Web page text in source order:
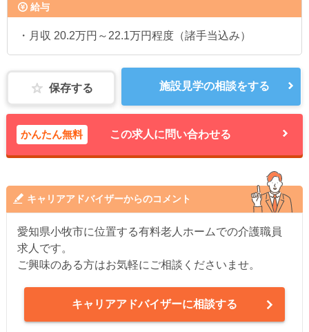
給与
・月収 20.2万円～22.1万円程度（諸手当込み）
保存する 施設見学の相談をする
かんたん無料 この求人に問い合わせる
キャリアアドバイザーからのコメント
愛知県小牧市に位置する有料老人ホームでの介護職員
求人です。
ご興味のある方はお気軽にご相談くださいませ。
キャリアアドバイザーに相談する